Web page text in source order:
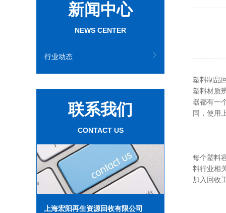
新闻中心
NEWS CENTER
行业动态
联系我们
CONTACT US
上海宏阳再生资源回收有限公司
塑料制品
塑料材质
器都有一
同，使用
每个塑料
料行业相
加入回收